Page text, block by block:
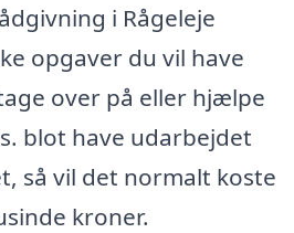
i Rågeleje
opgaver du vil have
over på eller hjælpe
blot have udarbejdet
så vil det normalt koste
kroner.